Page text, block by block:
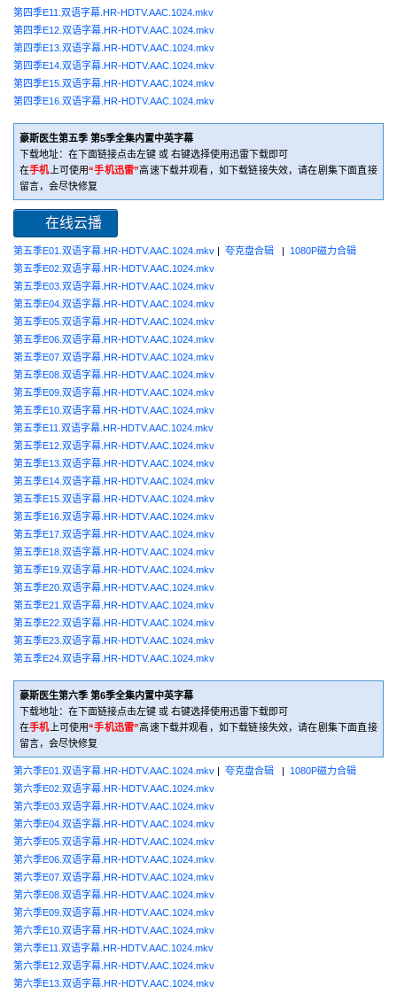
第四季E11.双语字幕.HR-HDTV.AAC.1024.mkv
第四季E12.双语字幕.HR-HDTV.AAC.1024.mkv
第四季E13.双语字幕.HR-HDTV.AAC.1024.mkv
第四季E14.双语字幕.HR-HDTV.AAC.1024.mkv
第四季E15.双语字幕.HR-HDTV.AAC.1024.mkv
第四季E16.双语字幕.HR-HDTV.AAC.1024.mkv
豪斯医生第五季 第5季全集内置中英字幕
下载地址：在下面链接点击左键 或 右键选择使用迅雷下载即可
在手机上可使用“手机迅雷”高速下载并观看，如下载链接失效，请在剧集下面直接
留言，会尽快修复
在线云播
第五季E01.双语字幕.HR-HDTV.AAC.1024.mkv | 夸克盘合辑 | 1080P磁力合辑
第五季E02.双语字幕.HR-HDTV.AAC.1024.mkv
第五季E03.双语字幕.HR-HDTV.AAC.1024.mkv
第五季E04.双语字幕.HR-HDTV.AAC.1024.mkv
第五季E05.双语字幕.HR-HDTV.AAC.1024.mkv
第五季E06.双语字幕.HR-HDTV.AAC.1024.mkv
第五季E07.双语字幕.HR-HDTV.AAC.1024.mkv
第五季E08.双语字幕.HR-HDTV.AAC.1024.mkv
第五季E09.双语字幕.HR-HDTV.AAC.1024.mkv
第五季E10.双语字幕.HR-HDTV.AAC.1024.mkv
第五季E11.双语字幕.HR-HDTV.AAC.1024.mkv
第五季E12.双语字幕.HR-HDTV.AAC.1024.mkv
第五季E13.双语字幕.HR-HDTV.AAC.1024.mkv
第五季E14.双语字幕.HR-HDTV.AAC.1024.mkv
第五季E15.双语字幕.HR-HDTV.AAC.1024.mkv
第五季E16.双语字幕.HR-HDTV.AAC.1024.mkv
第五季E17.双语字幕.HR-HDTV.AAC.1024.mkv
第五季E18.双语字幕.HR-HDTV.AAC.1024.mkv
第五季E19.双语字幕.HR-HDTV.AAC.1024.mkv
第五季E20.双语字幕.HR-HDTV.AAC.1024.mkv
第五季E21.双语字幕.HR-HDTV.AAC.1024.mkv
第五季E22.双语字幕.HR-HDTV.AAC.1024.mkv
第五季E23.双语字幕.HR-HDTV.AAC.1024.mkv
第五季E24.双语字幕.HR-HDTV.AAC.1024.mkv
豪斯医生第六季 第6季全集内置中英字幕
下载地址：在下面链接点击左键 或 右键选择使用迅雷下载即可
在手机上可使用“手机迅雷”高速下载并观看，如下载链接失效，请在剧集下面直接
留言，会尽快修复
第六季E01.双语字幕.HR-HDTV.AAC.1024.mkv | 夸克盘合辑 | 1080P磁力合辑
第六季E02.双语字幕.HR-HDTV.AAC.1024.mkv
第六季E03.双语字幕.HR-HDTV.AAC.1024.mkv
第六季E04.双语字幕.HR-HDTV.AAC.1024.mkv
第六季E05.双语字幕.HR-HDTV.AAC.1024.mkv
第六季E06.双语字幕.HR-HDTV.AAC.1024.mkv
第六季E07.双语字幕.HR-HDTV.AAC.1024.mkv
第六季E08.双语字幕.HR-HDTV.AAC.1024.mkv
第六季E09.双语字幕.HR-HDTV.AAC.1024.mkv
第六季E10.双语字幕.HR-HDTV.AAC.1024.mkv
第六季E11.双语字幕.HR-HDTV.AAC.1024.mkv
第六季E12.双语字幕.HR-HDTV.AAC.1024.mkv
第六季E13.双语字幕.HR-HDTV.AAC.1024.mkv